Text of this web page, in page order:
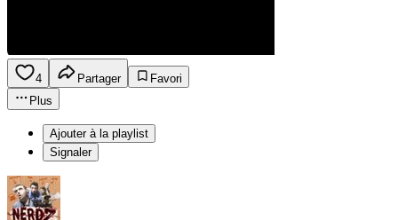
4 Partager
Favori
Plus
Ajouter à la playlist
Signaler